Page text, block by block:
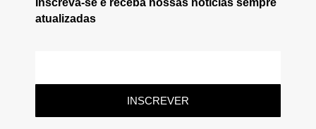
Inscreva-se e receba nossas notícias sempre
atualizadas
INSCREVER